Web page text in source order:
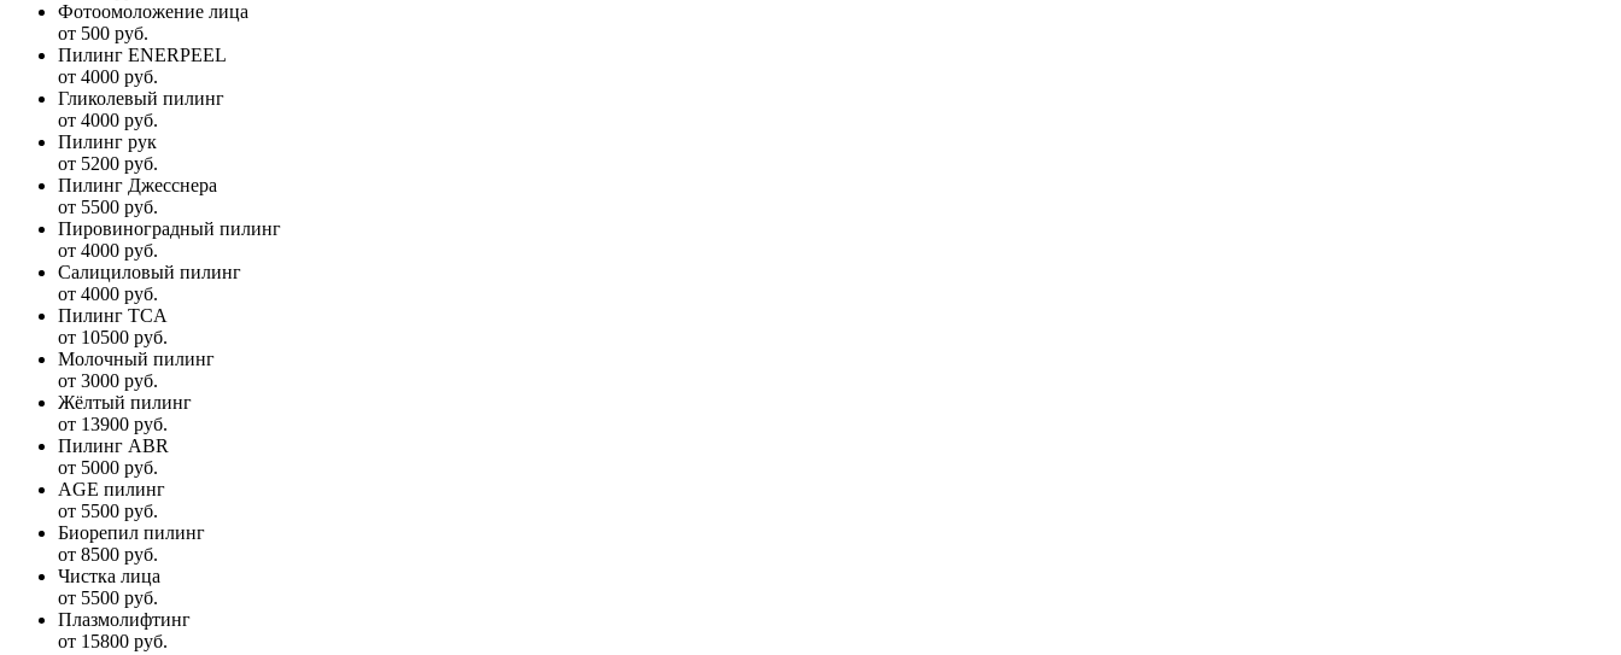
Фотоомоложение лица
от 500 руб.
Пилинг ENERPEEL
от 4000 руб.
Гликолевый пилинг
от 4000 руб.
Пилинг рук
от 5200 руб.
Пилинг Джесснера
от 5500 руб.
Пировиноградный пилинг
от 4000 руб.
Салициловый пилинг
от 4000 руб.
Пилинг TCA
от 10500 руб.
Молочный пилинг
от 3000 руб.
Жёлтый пилинг
от 13900 руб.
Пилинг ABR
от 5000 руб.
AGE пилинг
от 5500 руб.
Биорепил пилинг
от 8500 руб.
Чистка лица
от 5500 руб.
Плазмолифтинг
от 15800 руб.